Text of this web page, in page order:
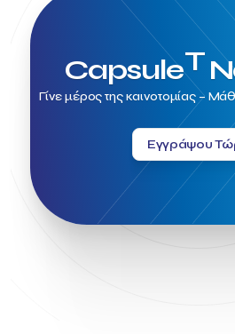
CapsuleT
Γίνε μέρος της καινοτομίας –
Εγγράψου